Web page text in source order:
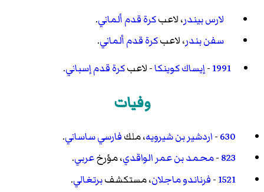
لارس بيندر، لاعبكرة قدمألماني.
سفن بندر، لاعبكرة قدمألماني.
1991
-إيساك كوينكا- لاعبكرة قدمإسباني.
وفيات
630
-اردشير بن شيرويه، ملكفارسيساساني.
823
-محمد بن عمر الواقدي، مؤرخعربي.
1521
-فرناندو ماجلان، مستكشفبرتغالي.